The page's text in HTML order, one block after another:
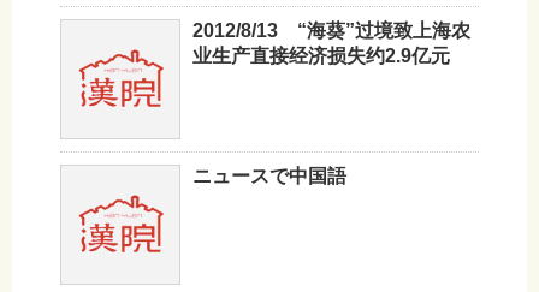
2012/8/13 “海葵”过境致上海农
业生产直接经济损失约2.9亿元
ニュースで中国語